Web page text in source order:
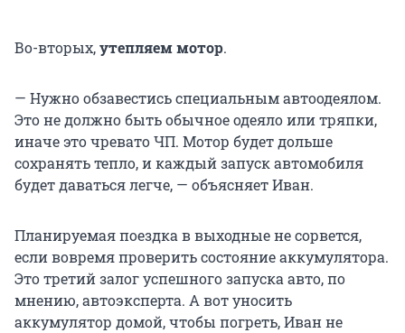
Во-вторых,утепляем мотор.
— Нужно обзавестись специальным автоодеялом.
Это не должно быть обычное одеяло или тряпки,
иначе это чревато ЧП. Мотор будет дольше
сохранять тепло, и каждый запуск автомобиля
будет даваться легче, — объясняет Иван.
Планируемая поездка в выходные не сорвется,
если вовремя проверить состояние аккумулятора.
Это третий залог успешного запуска авто, по
мнению, автоэксперта. А вот уносить
аккумулятор домой, чтобы погреть, Иван не